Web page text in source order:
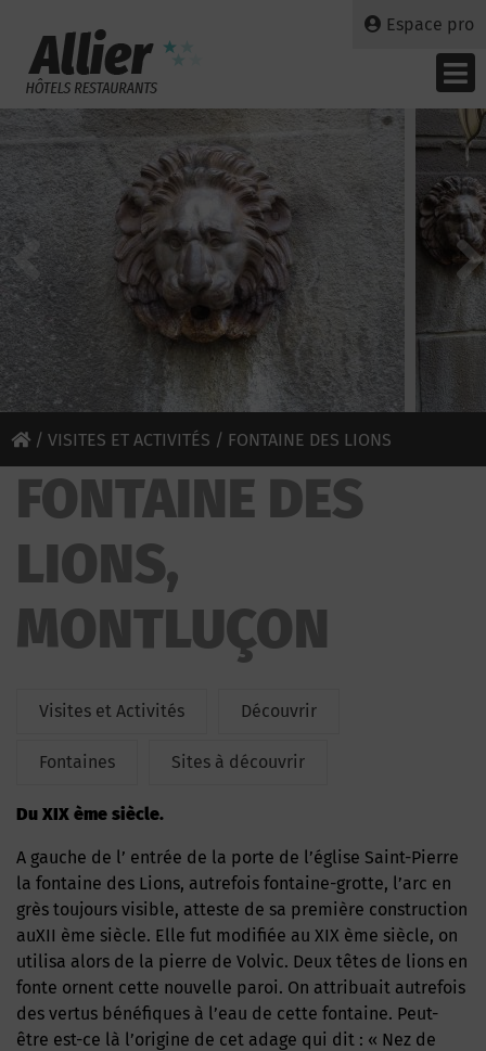
Espace pro
/ VISITES ET ACTIVITÉS / FONTAINE DES LIONS
FONTAINE DES
LIONS,
MONTLUÇON
Visites et Activités Découvrir
Fontaines Sites à découvrir
Du XIX ème siècle.
A gauche de l’ entrée de la porte de l’église Saint-Pierre
la fontaine des Lions, autrefois fontaine-grotte, l’arc en
grès toujours visible, atteste de sa première construction
auXII ème siècle. Elle fut modifiée au XIX ème siècle, on
utilisa alors de la pierre de Volvic. Deux têtes de lions en
fonte ornent cette nouvelle paroi. On attribuait autrefois
des vertus bénéfiques à l’eau de cette fontaine. Peut-
être est-ce là l’origine de cet adage qui dit : « Nez de